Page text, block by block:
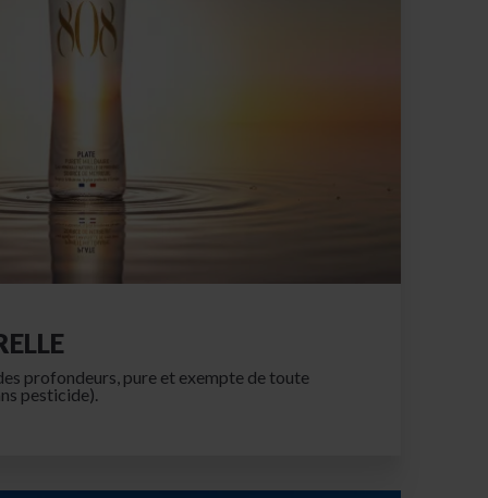
profondeurs, pure et exempte de toute
pesticide).